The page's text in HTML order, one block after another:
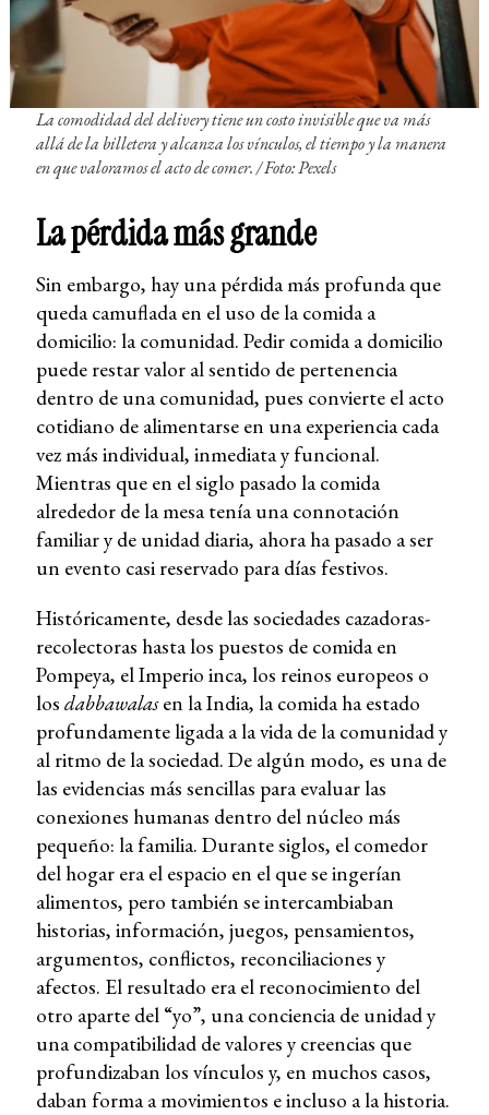
La comodidad del delivery tiene un costo invisible que va más
allá de la billetera y alcanza los vínculos, el tiempo y la manera
en que valoramos el acto de comer. / Foto: Pexels
La pérdida más grande
Sin embargo, hay una pérdida más profunda que
queda camuflada en el uso de la comida a
domicilio: la comunidad. Pedir comida a domicilio
puede restar valor al sentido de pertenencia
dentro de una comunidad, pues convierte el acto
cotidiano de alimentarse en una experiencia cada
vez más individual, inmediata y funcional.
Mientras que en el siglo pasado la comida
alrededor de la mesa tenía una connotación
familiar y de unidad diaria, ahora ha pasado a ser
un evento casi reservado para días festivos.
Históricamente, desde las sociedades cazadoras-
recolectoras hasta los puestos de comida en
Pompeya, el Imperio inca, los reinos europeos o
los dabbawalasen la India, la comida ha estado
profundamente ligada a la vida de la comunidad y
al ritmo de la sociedad. De algún modo, es una de
las evidencias más sencillas para evaluar las
conexiones humanas dentro del núcleo más
pequeño: la familia. Durante siglos, el comedor
del hogar era el espacio en el que se ingerían
alimentos, pero también se intercambiaban
historias, información, juegos, pensamientos,
argumentos, conflictos, reconciliaciones y
afectos. El resultado era el reconocimiento del
otro aparte del “yo”, una conciencia de unidad y
una compatibilidad de valores y creencias que
profundizaban los vínculos y, en muchos casos,
daban forma a movimientos e incluso a la historia.